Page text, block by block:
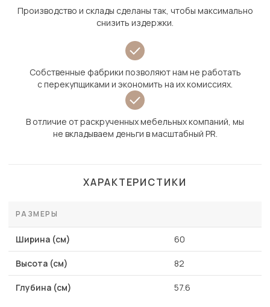
Производство и склады сделаны так, чтобы максимально
снизить издержки.
Собственные фабрики позволяют нам не работать
с перекупщиками и экономить на их комиссиях.
В отличие от раскрученных мебельных компаний, мы
не вкладываем деньги в масштабный PR.
ХАРАКТЕРИСТИКИ
РАЗМЕРЫ
Ширина (см) 60
Высота (см) 82
Глубина (см) 57.6